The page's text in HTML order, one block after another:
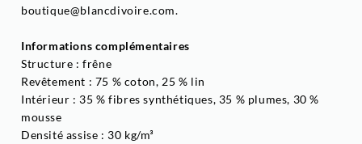
boutique@blancdivoire.com.
Informations complémentaires
Structure : frêne
Revêtement : 75 % coton, 25 % lin
Intérieur : 35 % fibres synthétiques, 35 % plumes, 30 %
mousse
Densité assise : 30 kg/m³